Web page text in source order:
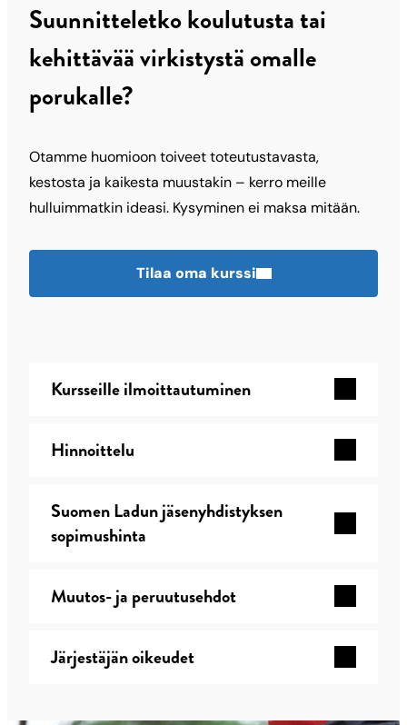
Suunnitteletko koulutusta tai
kehittävää virkistystä omalle
porukalle?
Otamme huomioon toiveet toteutustavasta,
kestosta ja kaikesta muustakin – kerro meille
hulluimmatkin ideasi. Kysyminen ei maksa mitään.
Tilaa oma kurssi
Kursseille ilmoittautuminen
Hinnoittelu
Suomen Ladun jäsenyhdistyksen
sopimushinta
Muutos- ja peruutusehdot
Järjestäjän oikeudet